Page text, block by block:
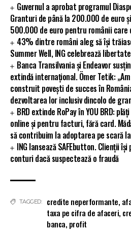
Guvernul a aprobat programul
Granturi de până la 200.000 de euro
500.000 de euro pentru românii care
43% dintre români aleg să își
Summer Well, ING celebrează
Banca Transilvania și Endeavor
extindă internațional. Ömer Tetik:
construit povești de succes în
dezvoltarea lor inclusiv dincolo de
BRD extinde RoPay în YOU BRD:
online și pentru facturi, fără card.
să contribuim la adoptarea pe scară
ING lansează SAFEbutton. Clienții
conturi dacă suspectează o fraudă
TAGGED: credite neperformante,
taxa pe cifra de afaceri,
banca, profit